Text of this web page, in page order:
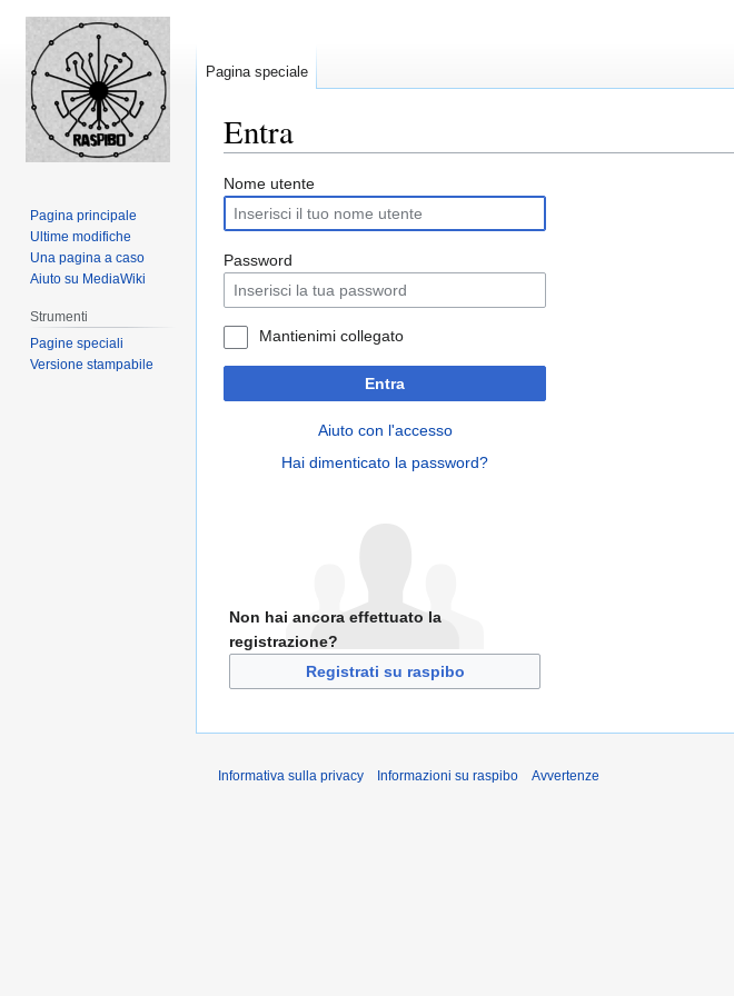
Entra
Jump
to
navigation
Jump
to
search
Nome utente
Password
Mantienimi collegato
Entra
Aiuto con l'accesso
Hai dimenticato la password?
Non hai ancora effettuato la
registrazione?
Registrati su raspibo
Pagina speciale
Pagina principale
Ultime modifiche
Una pagina a caso
Aiuto su MediaWiki
Strumenti
Pagine speciali
Versione stampabile
Informativa sulla privacy Informazioni su raspibo Avvertenze